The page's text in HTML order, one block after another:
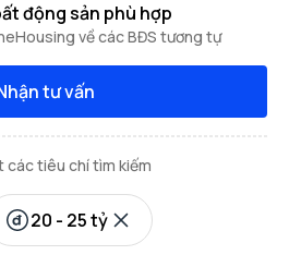
động sản phù hợp
về các BĐS tương tự
tư vấn
các tiêu chí tìm kiếm
20 - 25 tỷ